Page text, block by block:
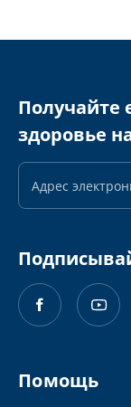
Получайте
здоровье
Адрес
почты
Помощь